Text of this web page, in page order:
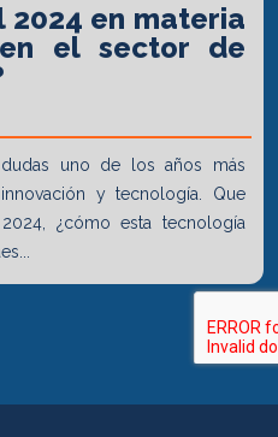
2024 en materia
el sector de
uno de los años más
y tecnología. Que
¿cómo esta tecnología